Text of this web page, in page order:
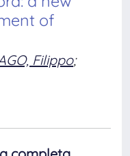
of
Filippo;